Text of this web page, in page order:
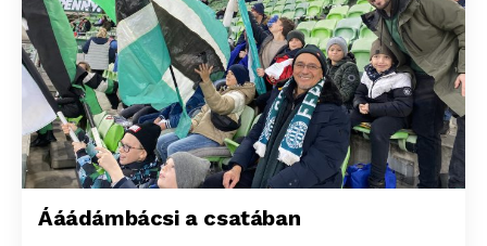
Ááádámbácsi a csatában